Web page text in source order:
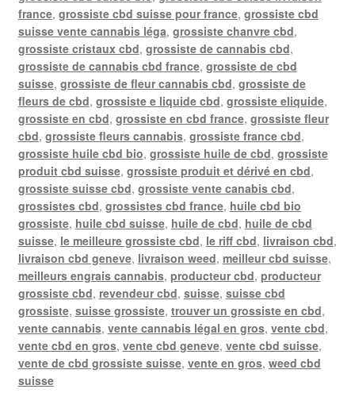
france, grossiste cbd suisse pour france, grossiste cbd
suisse vente cannabis léga, grossiste chanvre cbd,
grossiste cristaux cbd, grossiste de cannabis cbd,
grossiste de cannabis cbd france, grossiste de cbd
suisse, grossiste de fleur cannabis cbd, grossiste de
fleurs de cbd, grossiste e liquide cbd, grossiste eliquide,
grossiste en cbd, grossiste en cbd france, grossiste fleur
cbd, grossiste fleurs cannabis, grossiste france cbd,
grossiste huile cbd bio, grossiste huile de cbd, grossiste
produit cbd suisse, grossiste produit et dérivé en cbd,
grossiste suisse cbd, grossiste vente canabis cbd,
grossistes cbd, grossistes cbd france, huile cbd bio
grossiste, huile cbd suisse, huile de cbd, huile de cbd
suisse, le meilleure grossiste cbd, le riff cbd, livraison cbd,
livraison cbd geneve, livraison weed, meilleur cbd suisse,
meilleurs engrais cannabis, producteur cbd, producteur
grossiste cbd, revendeur cbd, suisse, suisse cbd
grossiste, suisse grossiste, trouver un grossiste en cbd,
vente cannabis, vente cannabis légal en gros, vente cbd,
vente cbd en gros, vente cbd geneve, vente cbd suisse,
vente de cbd grossiste suisse, vente en gros, weed cbd
suisse